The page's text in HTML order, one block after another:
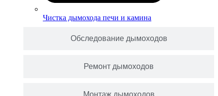
Обследование дымоходов
Ремонт дымоходов
Чистка дымохода печи и камина